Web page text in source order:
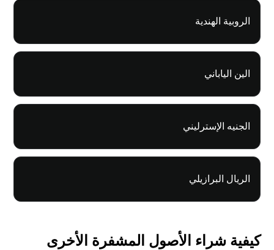
الروبية الهندية
الين الياباني
الجنيه الإسترليني
الريال البرازيلي
كيفية شراء الأصول المشفرة الأخرى